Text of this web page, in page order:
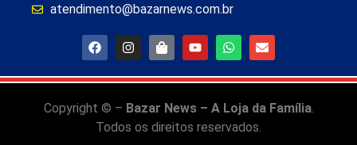
atendimento@bazarnews.com.br
Copyright © – Bazar News – A Loja da Família.
Todos os direitos reservados.